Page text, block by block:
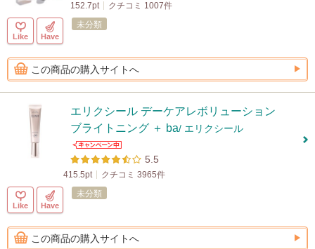
152.7pt クチコミ 1007件
Like Have
未分類
この商品の購入サイトへ
エリクシール デーケアレボリューション
ブライトニング ＋ ba/ エリクシール
5.5
415.5pt クチコミ 3965件
Like Have
未分類
この商品の購入サイトへ